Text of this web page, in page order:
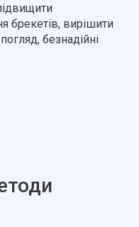
брекетів, вирішити
безнадійні